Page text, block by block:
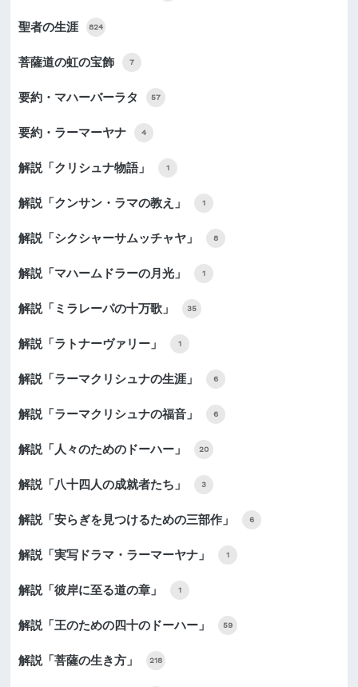
聖者の生涯 824
菩薩道の虹の宝飾 7
要約・マハーバーラタ 57
要約・ラーマーヤナ 4
解説「クリシュナ物語」 1
解説「クンサン・ラマの教え」 1
解説「シクシャーサムッチャヤ」 8
解説「マハームドラーの月光」 1
解説「ミラレーパの十万歌」 35
解説「ラトナーヴァリー」 1
解説「ラーマクリシュナの生涯」 6
解説「ラーマクリシュナの福音」 6
解説「人々のためのドーハー」 20
解説「八十四人の成就者たち」 3
解説「安らぎを見つけるための三部作」 6
解説「実写ドラマ・ラーマーヤナ」 1
解説「彼岸に至る道の章」 1
解説「王のための四十のドーハー」 59
解説「菩薩の生き方」 218